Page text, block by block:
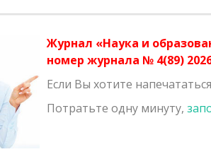
Журнал «Наука и
номер журнала № 4(89)
Если Вы хотите
Потратьте одну минуту,